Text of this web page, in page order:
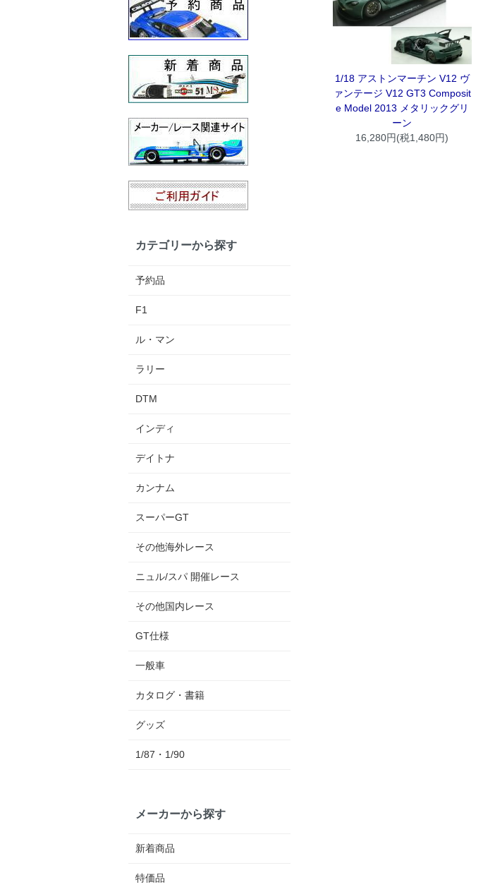
1/18 アストンマーチン V12 ヴ
ァンテージ V12 GT3 Composit
e Model 2013 メタリックグリ
ーン
16,280円(税1,480円)
カテゴリーから探す
予約品
F1
ル・マン
ラリー
DTM
インディ
デイトナ
カンナム
スーパーGT
その他海外レース
ニュル/スパ 開催レース
その他国内レース
GT仕様
一般車
カタログ・書籍
グッズ
1/87・1/90
メーカーから探す
新着商品
特価品